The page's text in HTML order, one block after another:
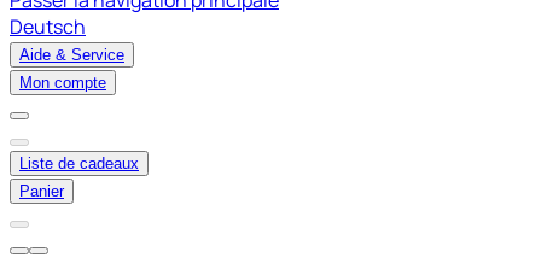
Deutsch
Aide & Service
Mon compte
Liste de cadeaux
Panier